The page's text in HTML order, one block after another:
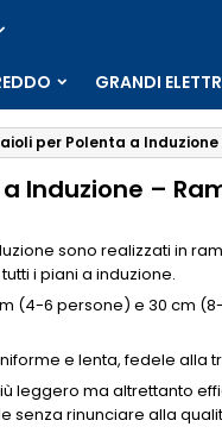
GRANDI
per Polenta a
Induzione –
sono realizzati in
i piani a induzione.
(4-6 persone) e 30 cm
e lenta, fedele alla
leggero ma altrettanto
senza rinunciare alla